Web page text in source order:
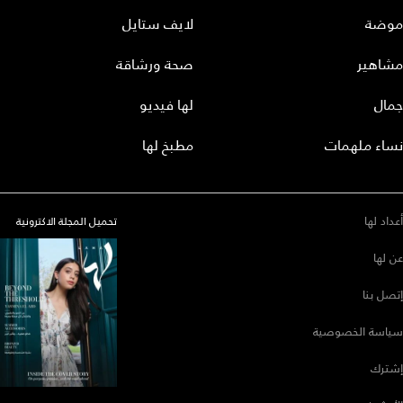
موضة
مشاهير
جمال
نساء ملهمات
لايف ستايل
صحة ورشاقة
لها فيديو
مطبخ لها
أعداد لها
عن لها
إتصل بنا
سياسة الخصوصية
إشترك
تحميل المجلة الاكترونية